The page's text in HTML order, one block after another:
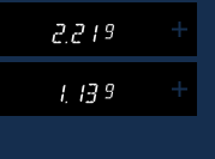
2.21 9
1.13 9